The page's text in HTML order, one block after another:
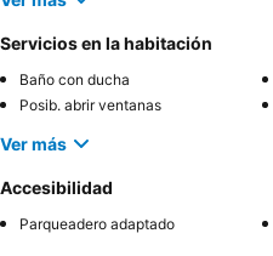
Servicios en la habitación
Baño con ducha
Posib. abrir ventanas
Ver más
Accesibilidad
Parqueadero adaptado